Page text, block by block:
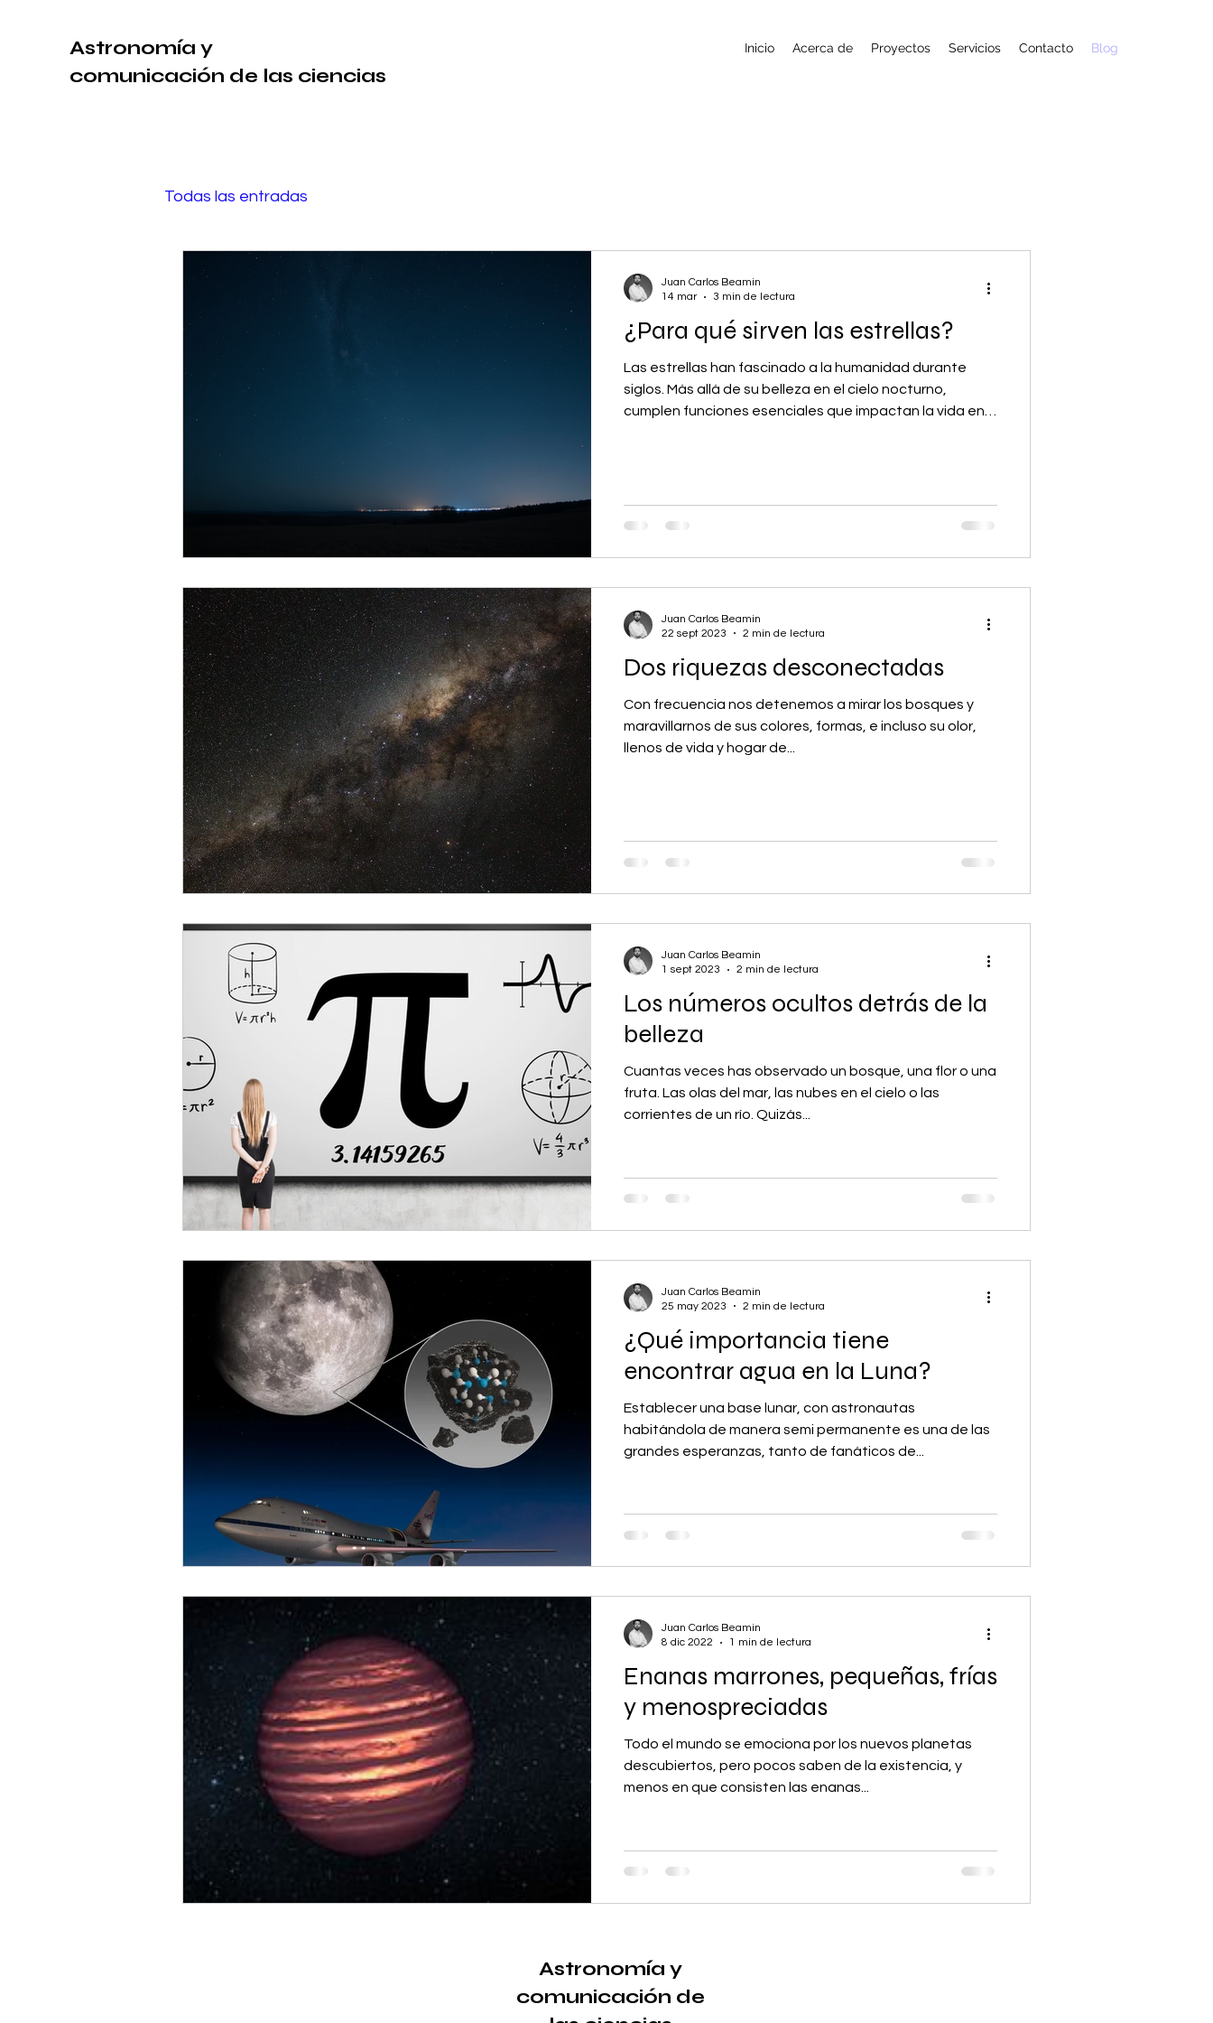
Astronomía y
comunicación de las ciencias
Inicio Acerca de Proyectos Servicios Contacto Blog
Todas las entradas
¿Para qué sirven las estrellas?
Las estrellas han fascinado a la humanidad durante
siglos. Más allá de su belleza en el cielo nocturno,
cumplen funciones esenciales que impactan la vida en
guían la observación astronómica Las estrellas como
Juan Carlos Beamin
14 mar
3 min de lectura
Dos riquezas desconectadas
Con frecuencia nos detenemos a mirar los bosques y
maravillarnos de sus colores, formas, e incluso su olor,
llenos de vida y hogar de...
Juan Carlos Beamin
22 sept 2023
2 min de lectura
Los números ocultos detrás de la
belleza
Cuantas veces has observado un bosque, una flor o una
fruta. Las olas del mar, las nubes en el cielo o las
corrientes de un río. Quizás...
Juan Carlos Beamin
1 sept 2023
2 min de lectura
¿Qué importancia tiene
encontrar agua en la Luna?
Establecer una base lunar, con astronautas
habitándola de manera semi permanente es una de las
grandes esperanzas, tanto de fanáticos de...
Juan Carlos Beamin
25 may 2023
2 min de lectura
Enanas marrones, pequeñas, frías
y menospreciadas
Todo el mundo se emociona por los nuevos planetas
descubiertos, pero pocos saben de la existencia, y
menos en que consisten las enanas...
Juan Carlos Beamin
8 dic 2022
1 min de lectura
Astronomía y
comunicación de